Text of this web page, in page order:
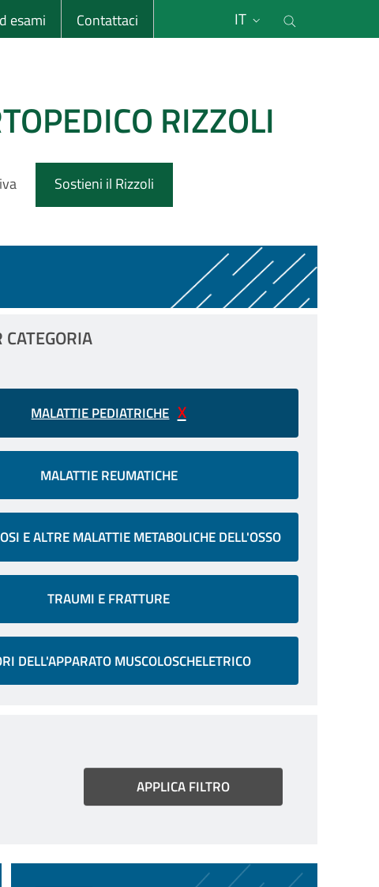
esami Contattaci IT
RIZZOLI
Sostieni il Rizzoli
CATEGORIA
MALATTIE PEDIATRICHE
MALATTIE REUMATICHE
E ALTRE MALATTIE METABOLICHE DELL'OSSO
TRAUMI E FRATTURE
DELL'APPARATO MUSCOLOSCHELETRICO